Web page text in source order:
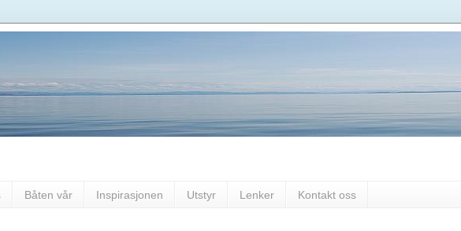
Båten vår Inspirasjonen Utstyr Lenker Kontakt oss